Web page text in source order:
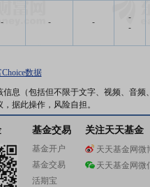
- - -
-
-
数据
息（包括但不限于文字、视频、音
据此操作，风险自担。
基金交易
基金开户
基金交易
活期宝
关注天天基金
天天基金网微
天天基金网微